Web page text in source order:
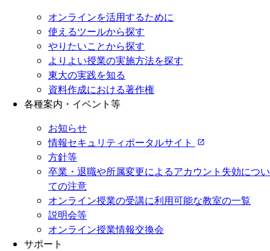
オンラインを活用するために
使えるツールから探す
やりたいことから探す
よりよい授業の実施方法を探す
東大の実践を知る
資料作成における著作権
各種案内・イベント等
お知らせ
情報セキュリティポータルサイト
方針等
卒業・退職や所属変更によるアカウント失効につい
ての注意
オンライン授業の受講に利用可能な教室の一覧
説明会等
オンライン授業情報交換会
サポート